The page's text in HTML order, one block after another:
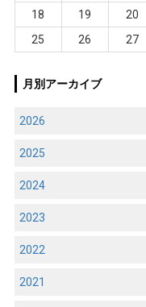
18
19 20
25
26 27
月別アーカイブ
2026
2025
2024
2023
2022
2021